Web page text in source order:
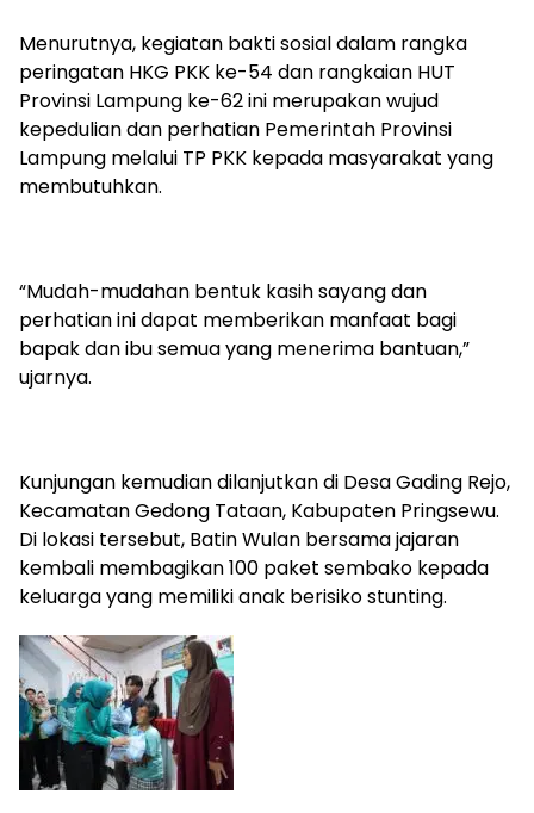
Menurutnya, kegiatan bakti sosial dalam rangka
peringatan HKG PKK ke-54 dan rangkaian HUT
Provinsi Lampung ke-62 ini merupakan wujud
kepedulian dan perhatian Pemerintah Provinsi
Lampung melalui TP PKK kepada masyarakat yang
membutuhkan.
“Mudah-mudahan bentuk kasih sayang dan
perhatian ini dapat memberikan manfaat bagi
bapak dan ibu semua yang menerima bantuan,”
ujarnya.
Kunjungan kemudian dilanjutkan di Desa Gading Rejo,
Kecamatan Gedong Tataan, Kabupaten Pringsewu.
Di lokasi tersebut, Batin Wulan bersama jajaran
kembali membagikan 100 paket sembako kepada
keluarga yang memiliki anak berisiko stunting.